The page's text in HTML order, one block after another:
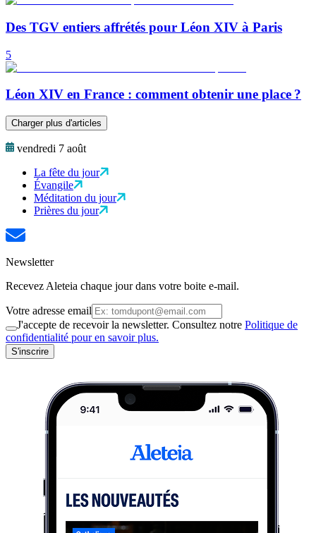
Des TGV entiers affrétés pour Léon XIV à Paris
5
Léon XIV en France : comment obtenir une place ?
Charger plus d'articles
vendredi 7 août
La fête du jour
Évangile
Méditation du jour
Prières du jour
Newsletter
Recevez Aleteia chaque jour dans votre boite e-mail.
Votre adresse email
J'accepte de recevoir la newsletter. Consultez notre Politique de
confidentialité pour en savoir plus.
S'inscrire